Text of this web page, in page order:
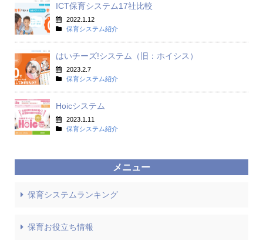
ICT保育システム17社比較
2022.1.12
保育システム紹介
はいチーズ!システム（旧：ホイシス）
2023.2.7
保育システム紹介
Hoicシステム
2023.1.11
保育システム紹介
メニュー
保育システムランキング
保育お役立ち情報